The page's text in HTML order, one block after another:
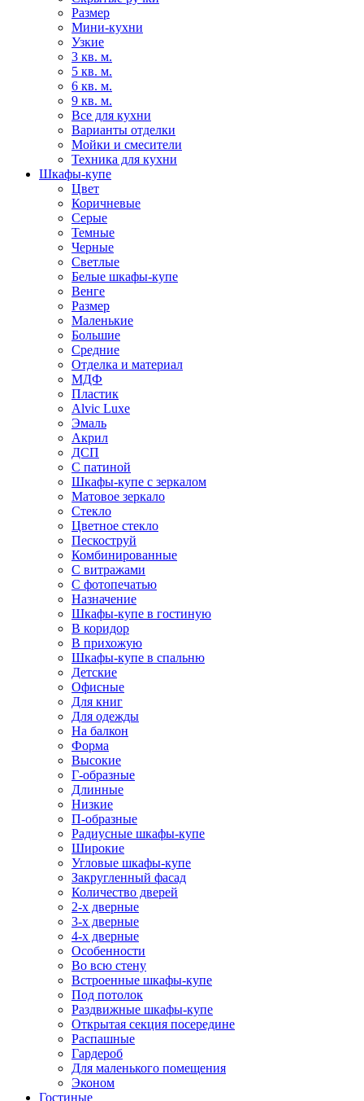
Размер
Мини-кухни
Узкие
3 кв. м.
5 кв. м.
6 кв. м.
9 кв. м.
Все для кухни
Варианты отделки
Мойки и смесители
Техника для кухни
Шкафы-купе
Цвет
Коричневые
Серые
Темные
Черные
Светлые
Белые шкафы-купе
Венге
Размер
Маленькие
Большие
Средние
Отделка и материал
МДФ
Пластик
Alvic Luxe
Эмаль
Акрил
ДСП
С патиной
Шкафы-купе с зеркалом
Матовое зеркало
Стекло
Цветное стекло
Пескоструй
Комбинированные
С витражами
С фотопечатью
Назначение
Шкафы-купе в гостиную
В коридор
В прихожую
Шкафы-купе в спальню
Детские
Офисные
Для книг
Для одежды
На балкон
Форма
Высокие
Г-образные
Длинные
Низкие
П-образные
Радиусные шкафы-купе
Широкие
Угловые шкафы-купе
Закругленный фасад
Количество дверей
2-х дверные
3-х дверные
4-х дверные
Особенности
Во всю стену
Встроенные шкафы-купе
Под потолок
Раздвижные шкафы-купе
Открытая секция посередине
Распашные
Гардероб
Для маленького помещения
Эконом
Гостиные